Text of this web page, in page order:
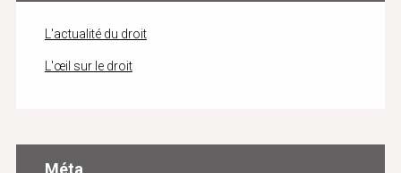
L'actualité du droit
L'œil sur le droit